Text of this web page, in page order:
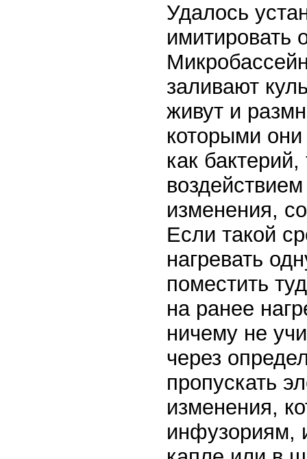
Удалось
имитировать
заливают
живут и
которыми
как
изменения,
Если такой
нагревать
поместить
на ранее
ничему не
через
пропускать
изменения,
инфузориям,